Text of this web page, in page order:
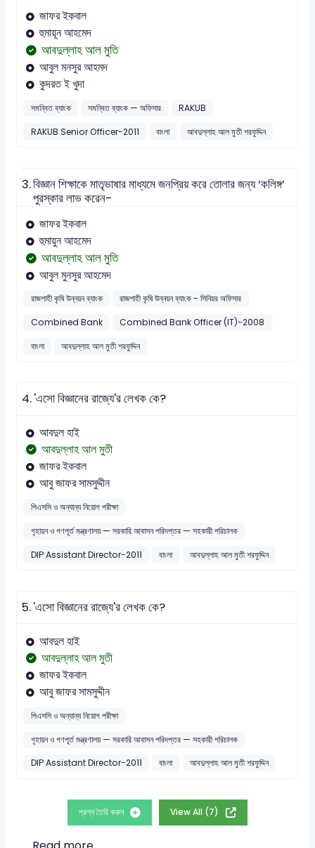
জাফর ইকবাল
হুমায়ূন আহমেদ
আবদুল্লাহ আল মুতি
আবুল মনসুর আহমদ
কুদরত ই খুদা
সমন্বিত ব্যাংক সমন্বিত ব্যাংক — অফিসার
RAKUB
RAKUB Senior Officer-2011
বাংলা আবদুল্লাহ আল মুতী শরফুদ্দিন
3.বিজ্ঞান শিক্ষাকে মাতৃভাষার মাধ্যমে জনপ্রিয় করে তোলার জন্য ‘কলিঙ্গ’
পুরস্কার লাভ করেন-
জাফর ইকবাল
হুমায়ুন আহমেদ
আবদুল্লাহ আল মুতি
আবুল মুনসুর আহমেদ
রাজশাহী কৃষি উন্নয়ন ব্যাংক
রাজশাহী কৃষি উন্নয়ন ব্যাংক - সিনিয়র অফিসার
Combined Bank
Combined Bank Officer (IT)-2008
বাংলা
আবদুল্লাহ আল মুতী শরফুদ্দিন
4.'এসো বিজ্ঞানের রাজ্যে'র লেখক কে?
আবদুল হাই
আবদুল্লাহ আল মুতী
জাফর ইকবাল
আবু জাফর সামসুদ্দীন
পিএসসি ও অন্যান্য নিয়োগ পরীক্ষা
গৃহায়ন ও গণপূর্ত মন্ত্রণালয় — সরকারি আবাসন পরিদপ্তর — সহকারী পরিচালক
DIP Assistant Director-2011
বাংলা আবদুল্লাহ আল মুতী শরফুদ্দিন
5.'এসো বিজ্ঞানের রাজ্যে'র লেখক কে?
আবদুল হাই
আবদুল্লাহ আল মুতী
জাফর ইকবাল
আবু জাফর সামসুদ্দীন
পিএসসি ও অন্যান্য নিয়োগ পরীক্ষা
গৃহায়ন ও গণপূর্ত মন্ত্রণালয় — সরকারি আবাসন পরিদপ্তর — সহকারী পরিচালক
DIP Assistant Director-2011
বাংলা আবদুল্লাহ আল মুতী শরফুদ্দিন
প্রশ্ন তৈরি করুন View All (7)